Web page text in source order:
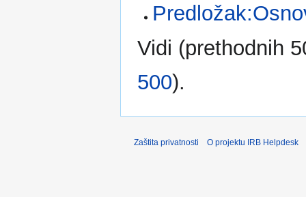
Vidi (prethodnih
500).
Zaštita privatnosti O projektu IRB Helpdesk